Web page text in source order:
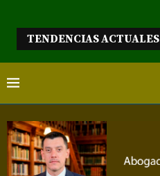
TENDENCIAS ACTUALES